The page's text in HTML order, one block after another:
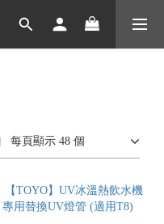
每頁顯示 48 個